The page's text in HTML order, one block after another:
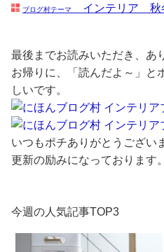
ブログ村テーマ インテリア 秋
最後までお読みいただき、あ
お帰りに、「読んだよ～」と
しいです。
いつもポチありがとうござい
更新の励みになっております。
今週の人気記事TOP3